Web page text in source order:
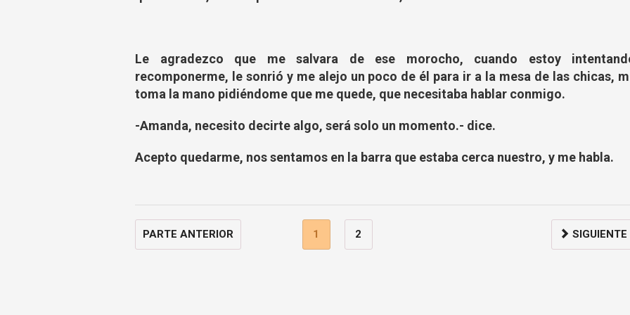
Le agradezco que me salvara de ese morocho, cuando estoy
recomponerme, le sonrió y me alejo un poco de él para ir a la mesa de las chicas,
toma la mano pidiéndome que me quede, que necesitaba hablar conmigo.
-Amanda, necesito decirte algo, será solo un momento.- dice.
Acepto quedarme, nos sentamos en la barra que estaba cerca nuestro, y me habla.
PARTE ANTERIOR 1 2 SIGUIENTE